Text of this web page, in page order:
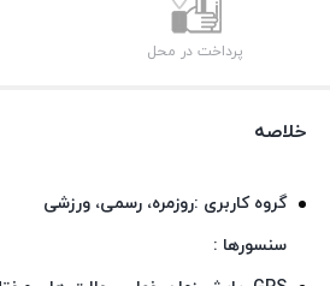
پرداخت در محل
خلاصه
گروه کاربری :روزمره، رسمی، ورزشی
سنسورها :